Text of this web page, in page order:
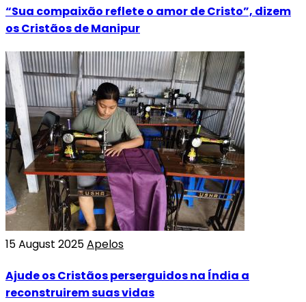
“Sua compaixão reflete o amor de Cristo”, dizem
os Cristãos de Manipur
15 August 2025Apelos
Ajude os Cristãos perserguidos na Índia a
reconstruirem suas vidas